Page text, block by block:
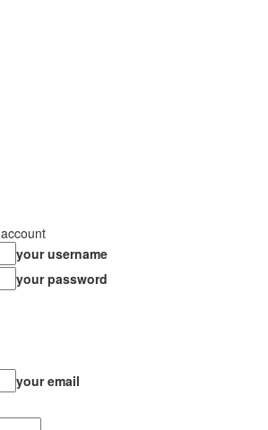
your username
your password
your email